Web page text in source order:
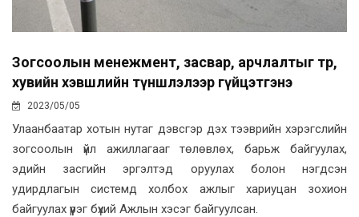
Зогсоолын менежмент, засвар, арчлалтыг төр,
хувийн хэвшлийн түншлэлээр гүйцэтгэнэ
2023/05/05
Улаанбаатар хотын нутаг дэвсгэр дэх тээврийн хэрэгслийн
зогсоолын үйл ажиллагааг төлөвлөх, барьж байгуулах,
эдийн засгийн эргэлтэд оруулах болон нэгдсэн
удирдлагын системд холбох ажлыг хариуцан зохион
байгуулах үүрэг бүхий Ажлын хэсэг байгуулсан.